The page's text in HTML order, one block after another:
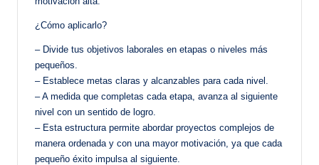
¿Cómo aplicarlo?
– Divide tus objetivos laborales en etapas o niveles más
pequeños.
– Establece metas claras y alcanzables para cada nivel.
– A medida que completas cada etapa, avanza al siguiente
nivel con un sentido de logro.
– Esta estructura permite abordar proyectos complejos de
manera ordenada y con una mayor motivación, ya que cada
pequeño éxito impulsa al siguiente.